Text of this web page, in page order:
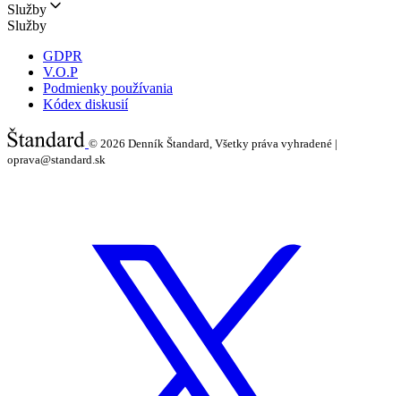
Služby
Služby
GDPR
V.O.P
Podmienky používania
Kódex diskusií
© 2026 Denník Štandard, Všetky práva vyhradené |
oprava@standard.sk